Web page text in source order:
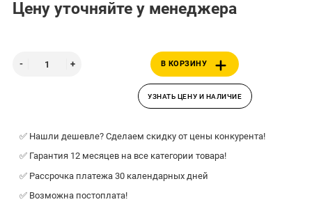
Цену уточняйте у менеджера
В КОРЗИНУ
УЗНАТЬ ЦЕНУ И НАЛИЧИЕ
✅ Нашли дешевле? Сделаем скидку от цены конкурента!
✅ Гарантия 12 месяцев на все категории товара!
✅ Рассрочка платежа 30 календарных дней
✅ Возможна постоплата!